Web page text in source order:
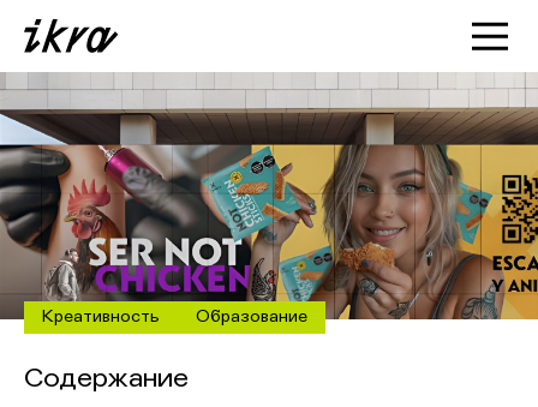
Познакомиться с ИКРОЙ
Статьи
Кейсы
О нас
Креативность Образование
Содержание